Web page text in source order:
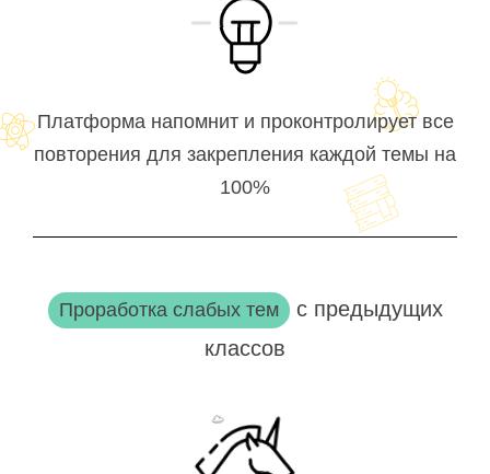
Платформа напомнит и проконтролирует все
повторения для закрепления каждой темы на
100%
Проработка слабых тем с предыдущих
классов